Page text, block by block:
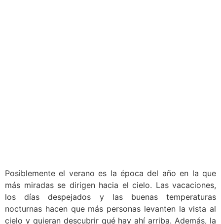
Posiblemente el verano es la época del año en la que
más miradas se dirigen hacia el cielo. Las vacaciones,
los días despejados y las buenas temperaturas
nocturnas hacen que más personas levanten la vista al
cielo y quieran descubrir qué hay ahí arriba. Además, la